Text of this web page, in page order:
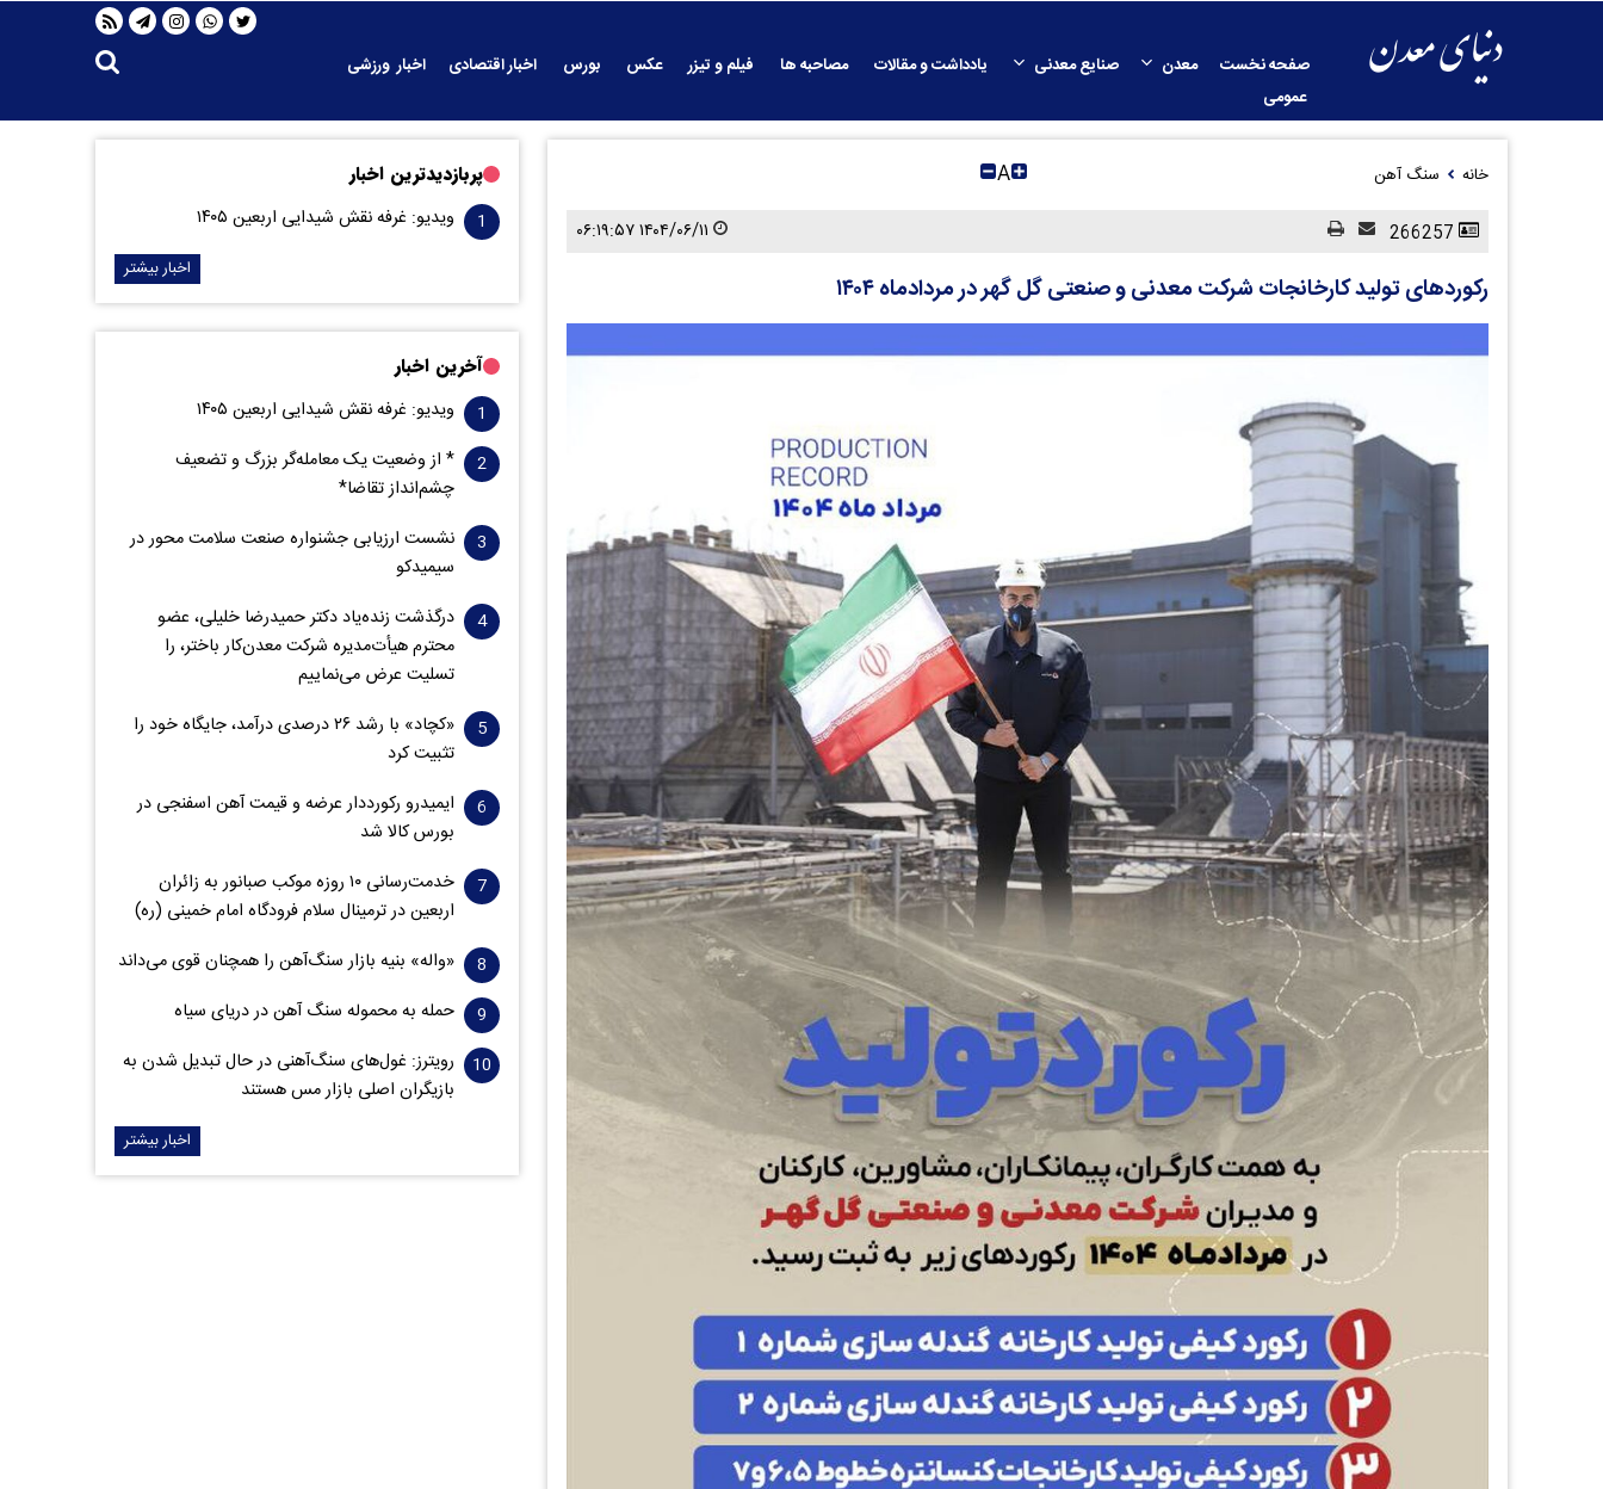
صفحه نخست معدن صنایع معدنی یادداشت و مقالات مصاحبه ها فیلم و تیزر عکس بورس اخبار اقتصادی
اخبار ورزشی
عمومی
خانه سنگ آهن A
۱۴۰۴/۰۶/۱۱ ۰۶:۱۹:۵۷
رکوردهای تولید کارخانجات شرکت معدنی و صنعتی گل گهر در مردادماه ۱۴۰۴
پربازدیدترین اخبار
ویدیو: غرفه نقش شیدایی اربعین ۱۴۰۵
اخبار بیشتر
آخرین اخبار
ویدیو: غرفه نقش شیدایی اربعین ۱۴۰۵
* از وضعیت یک معامله‌گر بزرگ و تضعیف
چشم‌انداز تقاضا*
نشست ارزیابی جشنواره صنعت سلامت‌ محور در
سیمیدکو
درگذشت زنده‌یاد دکتر حمیدرضا خلیلی، عضو
محترم هیأت‌مدیره شرکت معدن‌کار باختر، را
تسلیت عرض می‌نماییم
«کچاد» با رشد ۲۶ درصدی درآمد، جایگاه خود را
تثبیت کرد
ایمیدرو رکورددار عرضه و قیمت آهن اسفنجی در
بورس کالا شد
خدمت‌رسانی ۱۰ روزه موکب صبانور به زائران
اربعین در ترمینال سلام فرودگاه امام خمینی (ره)
«واله» بنیه بازار سنگ‌آهن را همچنان قوی می‌داند
حمله به محموله سنگ آهن در دریای سیاه
رویترز: غول‌های سنگ‌آهنی‌ در حال تبدیل شدن به
بازیگران اصلی بازار مس هستند
اخبار بیشتر